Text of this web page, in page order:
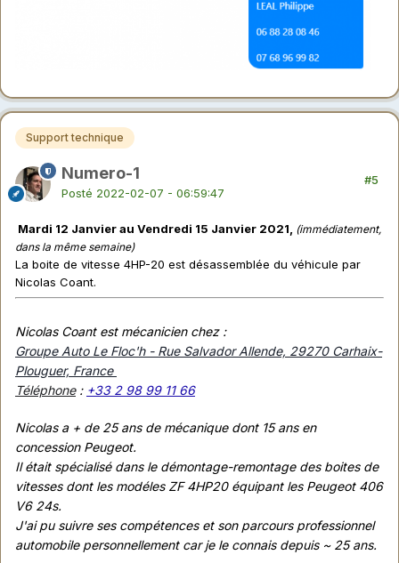
Support technique
Numero-1
Posté 2022-02-07 - 06:59:47
#5
Mardi 12 Janvier au Vendredi 15 Janvier 2021, (immédiatement,
dans la même semaine)
La boite de vitesse 4HP-20 est désassemblée du véhicule par
Nicolas Coant.
Nicolas Coant est mécanicien chez :
Groupe Auto Le Floc'h - Rue Salvador Allende, 29270 Carhaix-
Plouguer, France
Téléphone: +33 2 98 99 11 66
Nicolas a + de 25 ans de mécanique dont 15 ans en
concession Peugeot.
Il était spécialisé dans le démontage-remontage des boites de
vitesses dont les modéles ZF 4HP20 équipant les Peugeot 406
V6 24s.
J'ai pu suivre ses compétences et son parcours professionnel
automobile personnellement car je le connais depuis ~ 25 ans.